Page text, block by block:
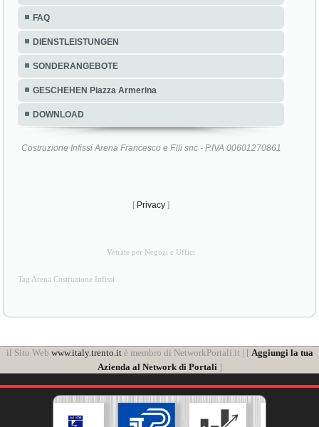
FAQ
DIENSTLEISTUNGEN
SONDERANGEBOTE
GESCHEHEN Piazza Armerina
DOWNLOAD
Costruzione Infissi Arena Francesco e F.lli snc - P.IVA 00601270861
[ Privacy ]
Vetrate per Negozi e Uffici
Tag Arena Costruzione Infissi
il Sito Web www.italy.trento.itè membro di NetworkPortali.it | [ Aggiungi la tua
Azienda al Network di Portali]